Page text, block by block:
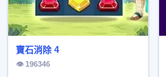
寶石消除 4
👁 196346